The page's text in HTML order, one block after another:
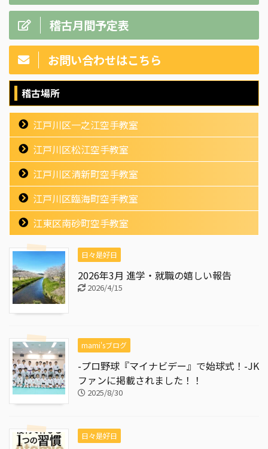
稽古月間予定表
お問い合わせはこちら
稽古場所
江戸川区一之江空手教室
江戸川区松江空手教室
江戸川区清新町空手教室
江戸川区臨海町空手教室
江東区南砂町空手教室
日々是好日
2026年3月 進学・就職の嬉しい報告
2026/4/15
mami'sブログ
-プロ野球『マイナビデー』で始球式！-JK
ファンに掲載されました！！
2025/8/30
日々是好日